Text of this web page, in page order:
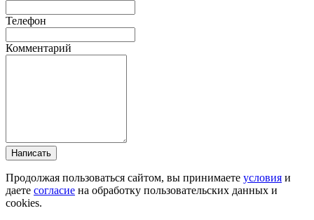
Телефон
Комментарий
Написать
Продолжая пользоваться сайтом, вы принимаете условия и
даете согласие на обработку пользовательских данных и
cookies.